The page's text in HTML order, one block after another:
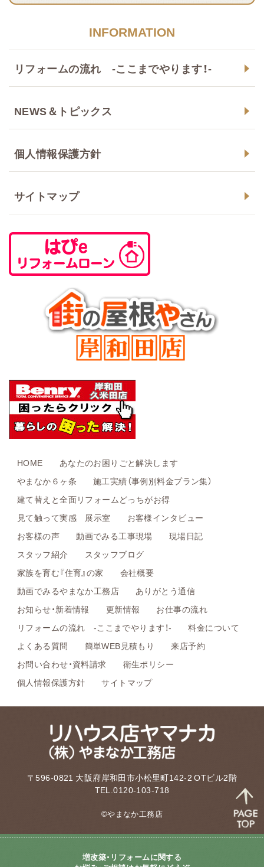
INFORMATION
リフォームの流れ -ここまでやります！-
NEWS＆トピックス
個人情報保護方針
サイトマップ
HOME
あなたのお困りごと解決します
やまなか６ヶ条
施工実績（事例別料金プラン集）
建て替えと全面リフォームどっちがお得
見て触って実感 展示室
お客様インタビュー
お客様の声
動画でみる工事現場
現場日記
スタッフ紹介
スタッフブログ
家族を育む『住育』の家
会社概要
動画でみるやまなか工務店
ありがとう通信
お知らせ・新着情報
更新情報
お仕事の流れ
リフォームの流れ -ここまでやります！-
料金について
よくある質問
簡単WEB見積もり
来店予約
お問い合わせ・資料請求
衛生ポリシー
個人情報保護方針
サイトマップ
〒596-0821 大阪府岸和田市小松里町142-2 OTビル2階
TEL.0120-103-718
©やまなか工務店
増改築・リフォームに関する